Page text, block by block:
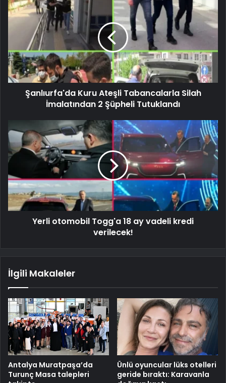
Şanlıurfa'da Kuru Ateşli Tabancalarla Silah
İmalatından 2 Şüpheli Tutuklandı
Yerli otomobil Togg'a 18 ay vadeli kredi
verilecek!
İlgili Makaleler
Antalya Muratpaşa’da
Turunç Masa talepleri
Ünlü oyuncular lüks otelleri
geride bıraktı: Karavanla